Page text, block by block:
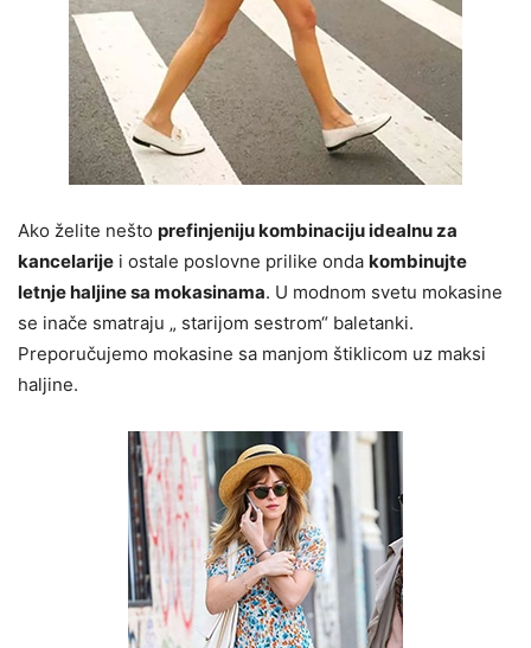
Ako želite nešto prefinjeniju kombinaciju idealnu za
kancelarije i ostale poslovne prilike onda kombinujte
letnje haljine sa mokasinama. U modnom svetu mokasine
se inače smatraju „ starijom sestrom“ baletanki.
Preporučujemo mokasine sa manjom štiklicom uz maksi
haljine.